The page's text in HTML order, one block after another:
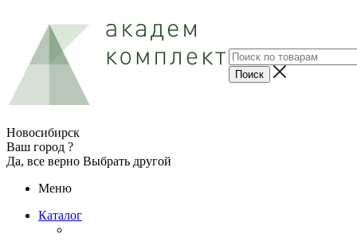
Новосибирск
Ваш город ?
Да, все верно Выбрать другой
Меню
Каталог